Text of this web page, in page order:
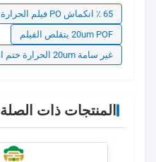
65 ٪ انكماش PO فيلم الحرارة الختم
20um POF يتقلص الفيلم
غير سامة 20um الحرارة ختم الفيلم
المنتجات ذات الصلة